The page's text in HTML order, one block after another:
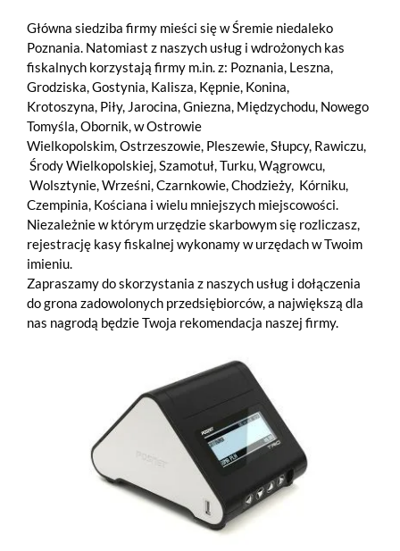
Główna siedziba firmy mieści się w Śremie niedaleko
Poznania. Natomiast z naszych usług i wdrożonych kas
fiskalnych korzystają firmy m.in. z: Poznania, Leszna,
Grodziska,Gostynia, Kalisza, Kępnie, Konina,
Krotoszyna, Piły, Jarocina,Gniezna, Międzychodu, Nowego
Tomyśla,Obornik, wOstrowie
Wielkopolskim,Ostrzeszowie, Pleszewie,Słupcy, Rawiczu,
Środy Wielkopolskiej,Szamotuł,Turku,Wągrowcu,
Wolsztynie,Wrześni,Czarnkowie,Chodzieży, Kórniku,
Czempinia, Kościana i wielu mniejszych miejscowości.
Niezależnie w którym urzędzie skarbowym się rozliczasz,
rejestrację kasy fiskalnej wykonamy w urzędach w Twoim
imieniu.
Zapraszamy do skorzystania z naszych usług i dołączenia
do grona zadowolonych przedsiębiorców, a największą dla
nas nagrodą będzie Twoja rekomendacja naszej firmy.